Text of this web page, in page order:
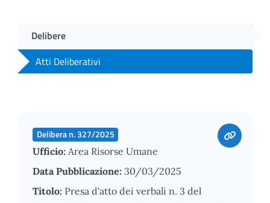
Delibere
Atti Deliberativi
Delibera n. 327/2025
Ufficio: Area Risorse Umane
Data Pubblicazione: 30/03/2025
Titolo: Presa d'atto dei verbali n. 3 del